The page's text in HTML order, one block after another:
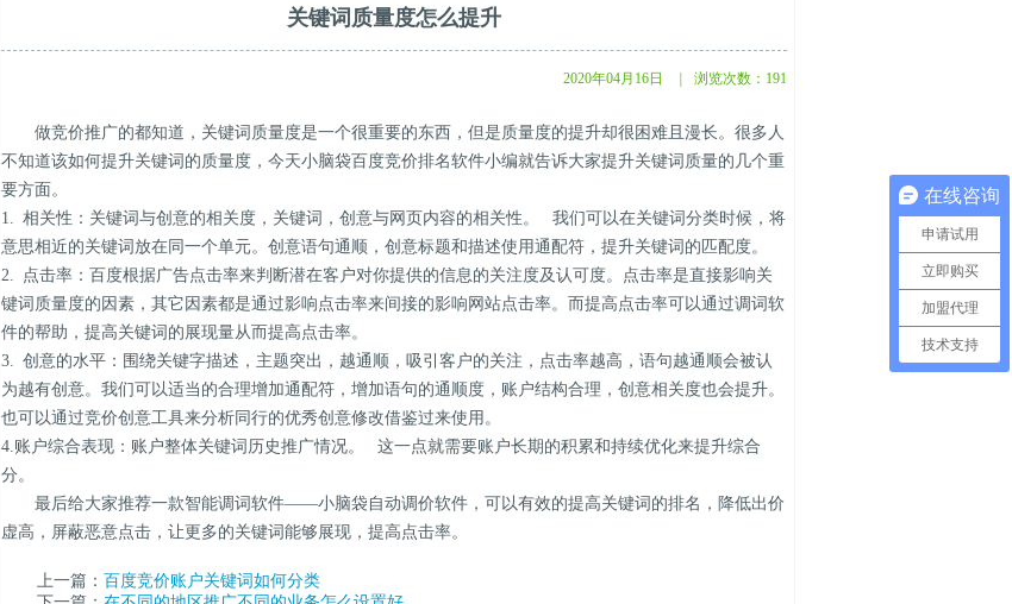
关键词质量度怎么提升
2020年04月16日 浏览次数： 191
做竞价推广的都知道，关键词质量度是一个很重要的东西，但是质量度的提升却很困难且漫长。很多人
不知道该如何提升关键词的质量度，今天小脑袋百度竞价排名软件小编就告诉大家提升关键词质量的几个重
要方面。
1. 相关性：关键词与创意的相关度，关键词，创意与网页内容的相关性。 我们可以在关键词分类时候，将
意思相近的关键词放在同一个单元。创意语句通顺，创意标题和描述使用通配符，提升关键词的匹配度。
2. 点击率：百度根据广告点击率来判断潜在客户对你提供的信息的关注度及认可度。点击率是直接影响关
键词质量度的因素，其它因素都是通过影响点击率来间接的影响网站点击率。而提高点击率可以通过调词软
件的帮助，提高关键词的展现量从而提高点击率。
3. 创意的水平：围绕关键字描述，主题突出，越通顺，吸引客户的关注，点击率越高，语句越通顺会被认
为越有创意。我们可以适当的合理增加通配符，增加语句的通顺度，账户结构合理，创意相关度也会提升。
也可以通过竞价创意工具来分析同行的优秀创意修改借鉴过来使用。
4.账户综合表现：账户整体关键词历史推广情况。 这一点就需要账户长期的积累和持续优化来提升综合
分。
最后给大家推荐一款智能调词软件——小脑袋自动调价软件，可以有效的提高关键词的排名，降低出价
虚高，屏蔽恶意点击，让更多的关键词能够展现，提高点击率。
上一篇： 百度竞价账户关键词如何分类
在线咨询
申请试用
立即购买
加盟代理
技术支持